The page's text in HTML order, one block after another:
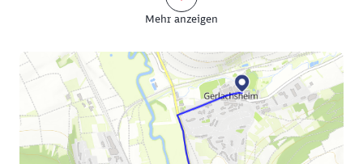
Gerlachsheimer „Herrenberg“, mit Reben bepflanzt.
Strukturen darauf schließen, dass auch dort früher
Wein angebaut wurde.
Immer näher rückt die Silhouette der Stadt Grünsfeld
mit ihrer eindrucksvollen Kirche.
Ein Stopp bietet sich auf der Rückfahrt an. Jetzt lasst
Mehr anzeigen